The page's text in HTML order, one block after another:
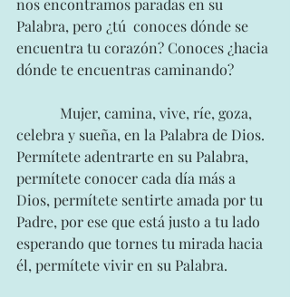
nos encontramos paradas en su
Palabra, pero ¿tú  conoces dónde se
encuentra tu corazón? Conoces ¿hacia
dónde te encuentras caminando?
celebra y sueña, en la Palabra de Dios.
Permítete adentrarte en su Palabra,
permítete conocer cada día más a
Dios, permítete sentirte amada por tu
Padre, por ese que está justo a tu lado
esperando que tornes tu mirada hacia
él, permítete vivir en su Palabra.